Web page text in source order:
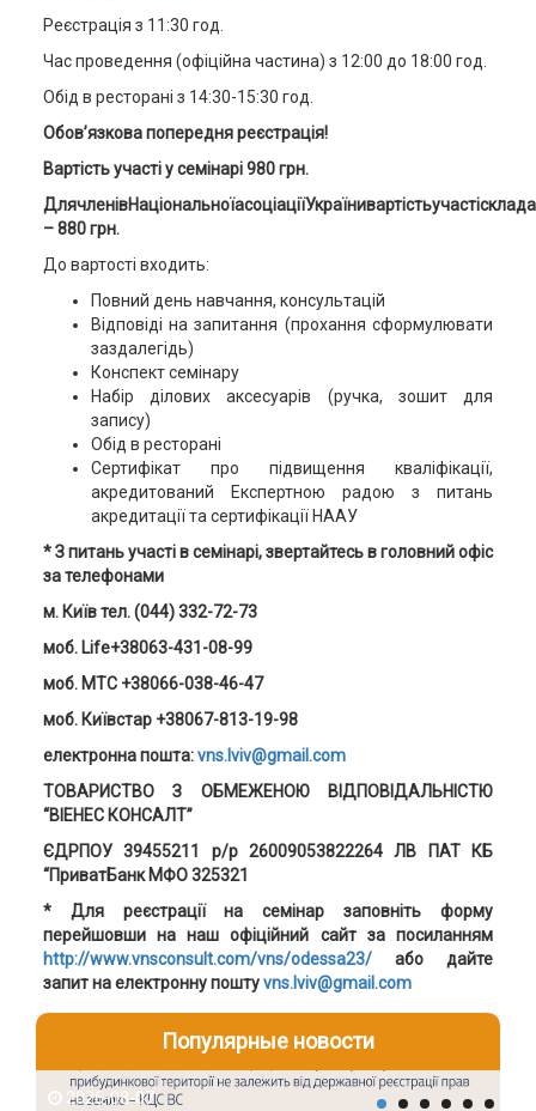
Реєстрація з 11:30 год.
Час проведення (офіційна частина) з 12:00 до 18:00 год.
Обід в ресторані з 14:30-15:30 год.
Обов’язкова попередня реєстрація!
Вартість участі у семінарі 980 грн.
– 880 грн.
До вартості входить:
Повний день навчання, консультацій
Відповіді на запитання (прохання сформулювати
заздалегідь)
Конспект семінару
Набір ділових аксесуарів (ручка, зошит для
запису)
Обід в ресторані
Сертифікат про підвищення кваліфікації,
акредитований Експертною радою з питань
акредитації та сертифікації НААУ
* З питань участі в семінарі, звертайтесь в головний офіс
за телефонами
м. Київ тел. (044) 332-72-73
моб. Life+38063-431-08-99
моб. MTC +38066-038-46-47
моб. Київстар +38067-813-19-98
електронна пошта:vns.lviv@gmail.com
ТОВАРИСТВО З ОБМЕЖЕНОЮ ВІДПОВІДАЛЬНІСТЮ
“ВІЕНЕС КОНСАЛТ”
ЄДРПОУ 39455211 р/р 26009053822264 ЛВ ПАТ КБ
“ПриватБанк МФО 325321
* Для реєстрації на семінар заповніть форму
перейшовши на наш офіційний сайт за посиланням
http://www.vnsconsult.com/vns/odessa23/
або дайте
запит на електронну поштуvns.lviv@gmail.com
Популярные новости
2026-08-07